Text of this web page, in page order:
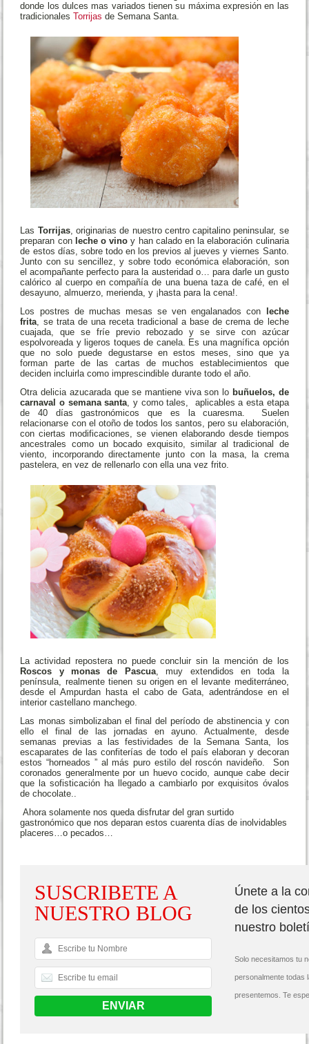
disponemos en nuestratienda on line de Horeca.
dulces cobran protagonismo.
Desde el Miércoles de ceniza, hasta la tarde del Jueves Santo, se
transforman los 40 días en unas magníficas salas de repostería
donde los dulces mas variados tienen su máxima expresión en las
tradicionalesTorrijasde Semana Santa.
Las Torrijas , originarias de nuestro centro capitalino peninsular, se
preparan conleche o vinoy han calado en la elaboración culinaria
de estos días, sobre todo en los previos al jueves y viernes Santo.
Junto con su sencillez, y sobre todo económica elaboración, son
el acompañante perfecto para la austeridad o… para darle un gusto
calórico al cuerpo en compañía de una buena taza de café, en el
desayuno, almuerzo, merienda, y ¡hasta para la cena!.
Los postres de muchas mesas se ven engalanados conleche
frita, se trata de una receta tradicional a base de crema de leche
cuajada, que se fríe previo rebozado y se sirve con azúcar
espolvoreada y ligeros toques de canela. Es una magnífica opción
que no solo puede degustarse en estos meses, sino que ya
forman parte de las cartas de muchos establecimientos que
deciden incluirla como imprescindible durante todo el año.
carnaval o semana santa, y como tales, aplicables a esta etapa
de 40 días gastronómicos que es la cuaresma. Suelen
relacionarse con el otoño de todos los santos, pero su elaboración,
con ciertas modificaciones, se vienen elaborando desde tiempos
ancestrales como un bocado exquisito, similar al tradicional de
viento, incorporando directamente junto con la masa, la crema
pastelera, en vez de rellenarlo con ella una vez frito.
La actividad repostera no puede concluir sin la mención de los
Roscos y monas de Pascua, muy extendidos en toda la
península, realmente tienen su origen en el levante mediterráneo,
desde el Ampurdan hasta el cabo de Gata, adentrándose en el
interior castellano manchego.
ello el final de las jornadas en ayuno. Actualmente, desde
semanas previas a las festividades de la Semana Santa, los
escaparates de las confiterías de todo el país elaboran y decoran
Ahora solamente nos queda disfrutar del gran surtido
gastronómico que nos deparan estos cuarenta días de inolvidables
placeres…o pecados…
SUSCRIBETE A
NUESTRO BLOG
Únete a la
de los